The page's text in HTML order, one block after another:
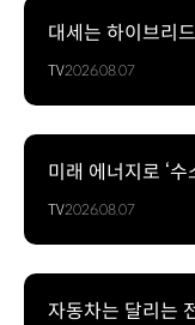
대세는 하이브리
TV2026.08.07
미래 에너지로 ‘
TV2026.08.07
자동차는 달리는